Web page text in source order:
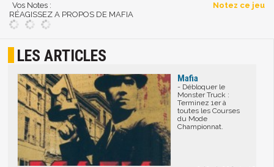
Vos Notes :
Notez ce jeu
RÉAGISSEZ A PROPOS DE MAFIA
LES ARTICLES
Mafia
- Débloquer le
Monster Truck :
Terminez 1er à
toutes les Courses
du Mode
Championnat.